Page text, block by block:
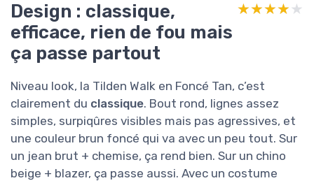
Design : classique,
efficace, rien de fou mais
ça passe partout
★★★★★
★★★★★
Niveau look, la Tilden Walk en Foncé Tan, c’est
clairement du classique. Bout rond, lignes assez
simples, surpiqûres visibles mais pas agressives, et
une couleur brun foncé qui va avec un peu tout. Sur
un jean brut + chemise, ça rend bien. Sur un chino
beige + blazer, ça passe aussi. Avec un costume